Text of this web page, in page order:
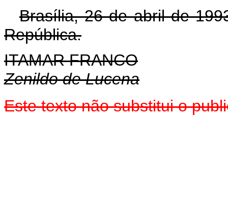
Brasília, 26 de abril de
República.
ITAMAR FRANCO
Zenildo de Lucena
Este texto não substitui o